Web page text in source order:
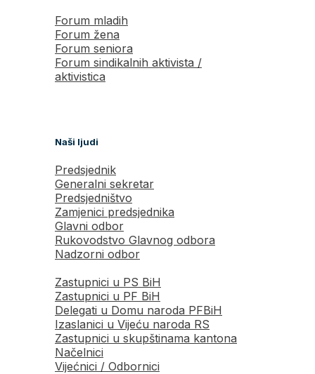
Forum mladih
Forum žena
Forum seniora
Forum sindikalnih aktivista /
aktivistica
Naši ljudi
Predsjednik
Generalni sekretar
Predsjedništvo
Zamjenici predsjednika
Glavni odbor
Rukovodstvo Glavnog odbora
Nadzorni odbor
Zastupnici u PS BiH
Zastupnici u PF BiH
Delegati u Domu naroda PFBiH
Izaslanici u Vijeću naroda RS
Zastupnici u skupštinama kantona
Načelnici
Vijećnici / Odbornici